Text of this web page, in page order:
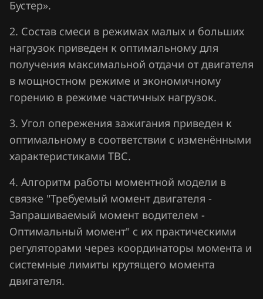
ВАЗ (Lada)
ГАЗ (GAZ)
ЛиАЗ
МАЗ
Москвич
ПАЗ (PAZ)
ТагАЗ
УАЗ (UAZ)
Урал
Бустер».
2. Состав смеси в режимах малых и больших
нагрузок приведен к оптимальному для
получения максимальной отдачи от двигателя
в мощностном режиме и экономичному
горению в режиме частичных нагрузок.
3. Угол опережения зажигания приведен к
оптимальному в соответствии с изменёнными
характеристиками ТВС.
4. Алгоритм работы моментной модели в
связке "Требуемый момент двигателя -
Запрашиваемый момент водителем -
Оптимальный момент" с их практическими
регуляторами через координаторы момента и
системные лимиты крутящего момента
двигателя.